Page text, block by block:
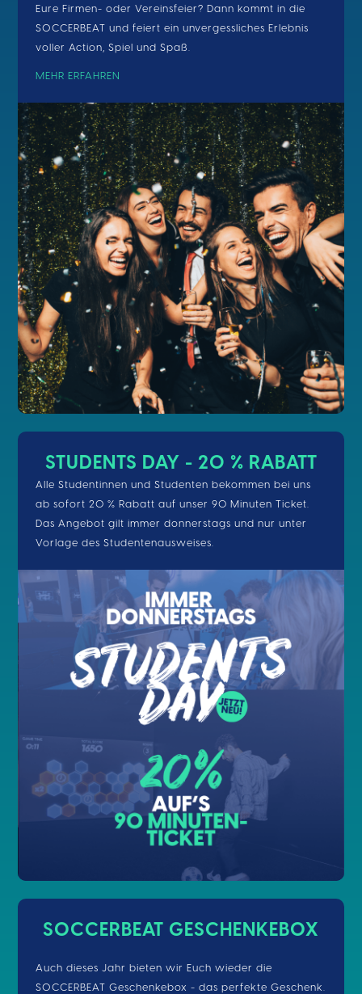
Eure Firmen- oder Vereinsfeier? Dann kommt in die
SOCCERBEAT und feiert ein unvergessliches Erlebnis
voller Action, Spiel und Spaß.
MEHR ERFAHREN
STUDENTS DAY - 20 % RABATT
Alle Studentinnen und Studenten bekommen bei uns
ab sofort 20 % Rabatt auf unser 90 Minuten Ticket.
Das Angebot gilt immer donnerstags und nur unter
Vorlage des Studentenausweises.
SOCCERBEAT GESCHENKEBOX
Auch dieses Jahr bieten wir Euch wieder die
SOCCERBEAT Geschenkebox - das perfekte Geschenk.